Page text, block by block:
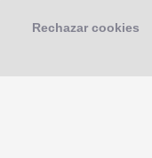
Rechazar cookies